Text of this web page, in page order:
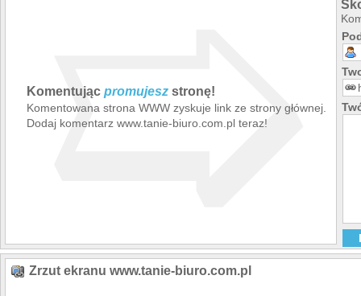
Komentując promujesz stronę!
Komentowana strona WWW zyskuje link ze strony głównej.
Dodaj komentarz www.tanie-biuro.com.pl teraz!
➯
Zrzut ekranu www.tanie-biuro.com.pl